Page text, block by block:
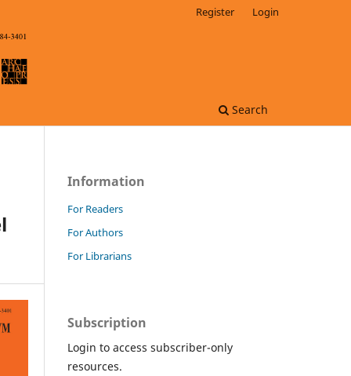
Search
Register Login
Information
For Readers
For Authors
For Librarians
Subscription
Login to access subscriber-only
resources.